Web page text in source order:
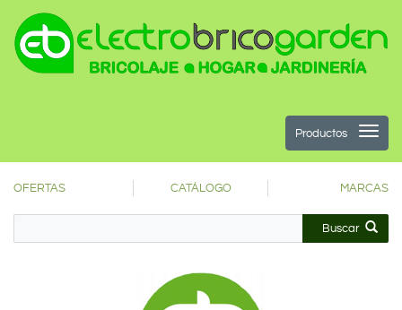
Productos
OFERTAS CATÁLOGO MARCAS
Buscar